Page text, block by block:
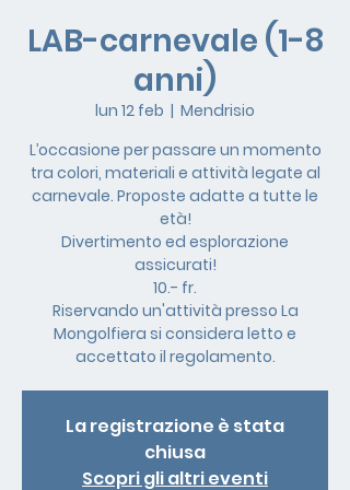
LAB-carnevale (1-8
anni)
lun 12 feb
  |
Mendrisio
L’occasione per passare un momento
tra colori, materiali e attività legate al
carnevale. Proposte adatte a tutte le
età!
Divertimento ed esplorazione
assicurati!
10.- fr.
Riservando un'attività presso La
Mongolfiera si considera letto e
accettato il regolamento.
La registrazione è stata
chiusa
Scopri gli altri eventi